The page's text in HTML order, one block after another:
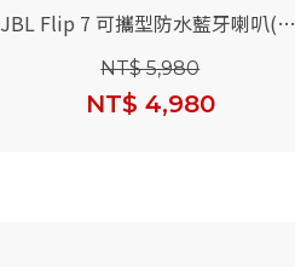
JBL Flip 7 可攜型防水藍牙喇叭(迷
NT$ 5,980
NT$ 4,980